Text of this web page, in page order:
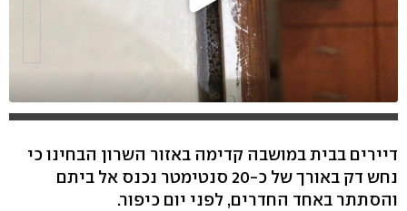
דיירים בבית במושבה קדימה באזור השרון הבחינו כי
נחש דק באורך של כ-20 סנטימטר נכנס אל ביתם
והסתתר באחד החדרים, לפני יום כיפור.